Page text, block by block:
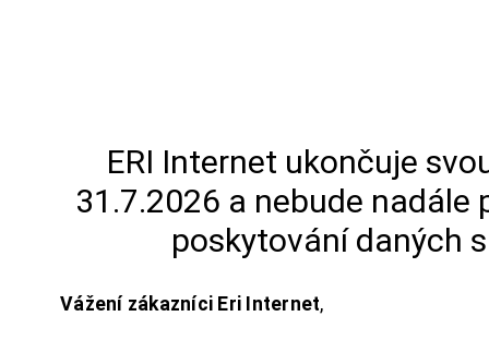
ERI Internet ukončuje
31.7.2026 a nebude nadále
poskytování daných
Vážení zákazníci Eri Internet,